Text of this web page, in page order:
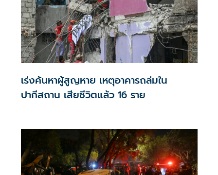
เร่งค้นหาผู้สูญหาย เหตุอาคารถล่มใน
ปากีสถาน เสียชีวิตแล้ว 16 ราย